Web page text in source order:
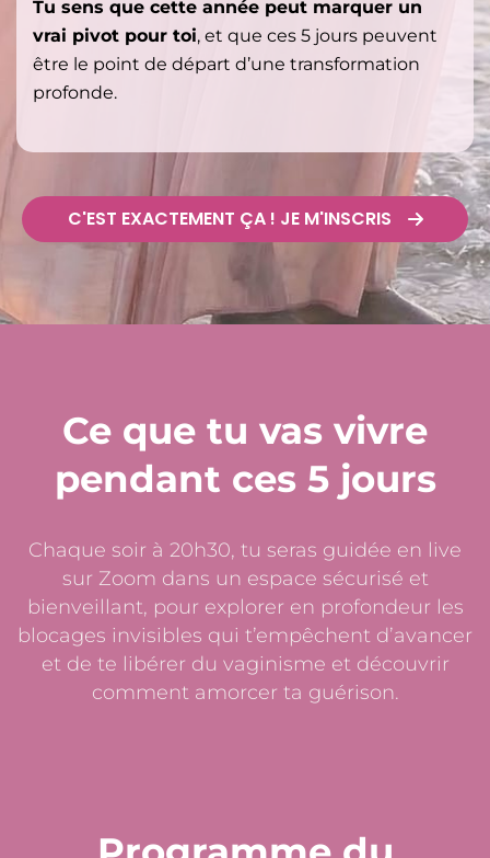
Tu sens que cette année peut marquer un
vrai pivot pour toi, et que ces 5 jours peuvent
être le point de départ d’une transformation
profonde.
C'EST EXACTEMENT ÇA ! JE M'INSCRIS
Ce que tu vas vivre
pendant ces 5 jours
Chaque soir à 20h30, tu seras guidée en live
sur Zoom dans un espace sécurisé et
bienveillant, pour explorer en profondeur les
blocages invisibles qui t’empêchent d’avancer
et de te libérer du vaginisme et découvrir
comment amorcer ta guérison.